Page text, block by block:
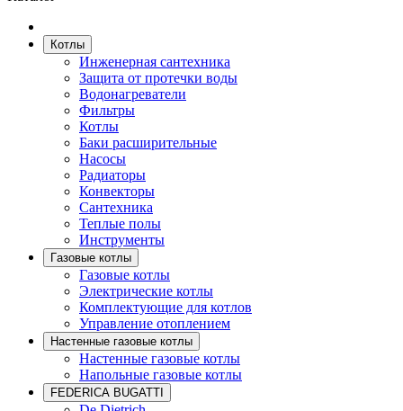
Котлы
Инженерная сантехника
Защита от протечки воды
Водонагреватели
Фильтры
Котлы
Баки расширительные
Насосы
Радиаторы
Конвекторы
Сантехника
Теплые полы
Инструменты
Гaзовые котлы
Гaзовые котлы
Электрические котлы
Комплектующие для котлов
Управление отоплением
Настенные газовые котлы
Настенные газовые котлы
Напольные газовые котлы
FEDERICA BUGATTI